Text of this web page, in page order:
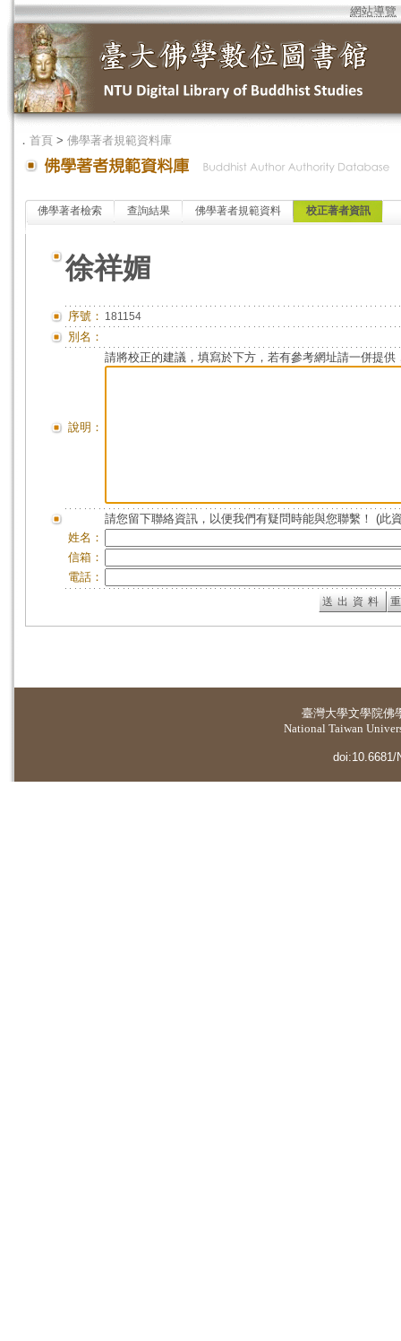
網站導覽
． 首頁 > 佛學著者規範資料庫
佛學著者檢索 查詢結果 佛學著者規範資料 校正著者資訊
徐祥媚
序號： 181154
別名：
說明：
請將校正的建議，填寫於下方，若有參考網址請一併提供
請您留下聯絡資訊，以便我們有疑問時能與您聯繫！ (此
姓名：
信箱：
電話：
臺灣大學文學院佛
National Taiwan
doi:10.6681/